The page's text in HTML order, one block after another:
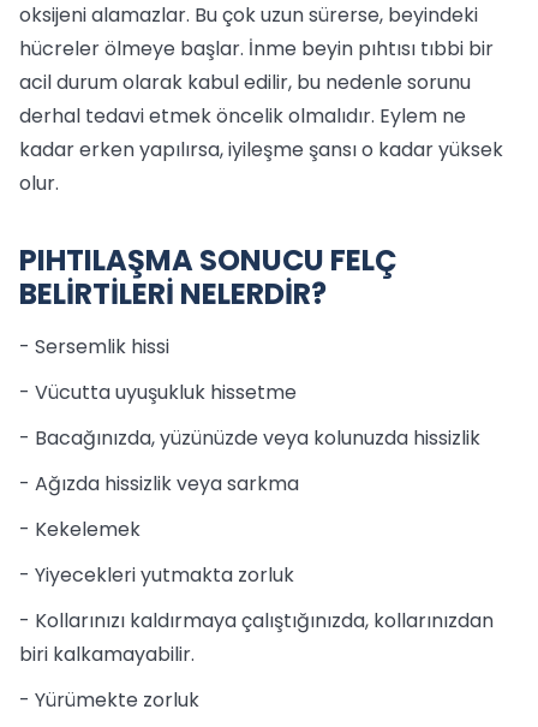
oksijeni alamazlar. Bu çok uzun sürerse, beyindeki
hücreler ölmeye başlar. İnme beyin pıhtısı tıbbi bir
acil durum olarak kabul edilir, bu nedenle sorunu
derhal tedavi etmek öncelik olmalıdır. Eylem ne
kadar erken yapılırsa, iyileşme şansı o kadar yüksek
olur.
PIHTILAŞMA SONUCU FELÇ
BELİRTİLERİ NELERDİR?
- Sersemlik hissi
- Vücutta uyuşukluk hissetme
- Bacağınızda, yüzünüzde veya kolunuzda hissizlik
- Ağızda hissizlik veya sarkma
- Kekelemek
- Yiyecekleri yutmakta zorluk
- Kollarınızı kaldırmaya çalıştığınızda, kollarınızdan
biri kalkamayabilir.
- Yürümekte zorluk